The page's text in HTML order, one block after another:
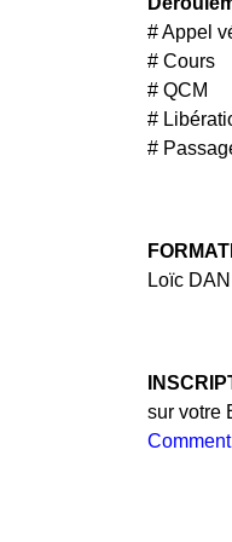
# Appel
# Cours
# QCM
#
#
Loïc
sur votre